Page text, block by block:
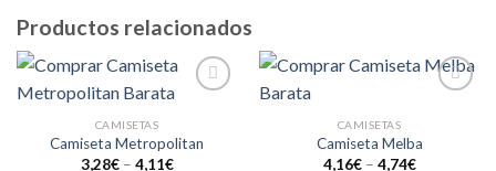
Productos relacionados
lista de
deseos
CAMISETAS
Camiseta Metropolitan
3,28€– 4,11€
CAMISETAS
Camiseta Melba
4,16€– 4,74€